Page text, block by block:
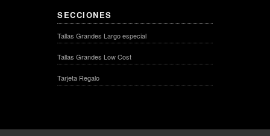
SECCIONES
Tallas Grandes Largo especial
Tallas Grandes Low Cost
Tarjeta Regalo